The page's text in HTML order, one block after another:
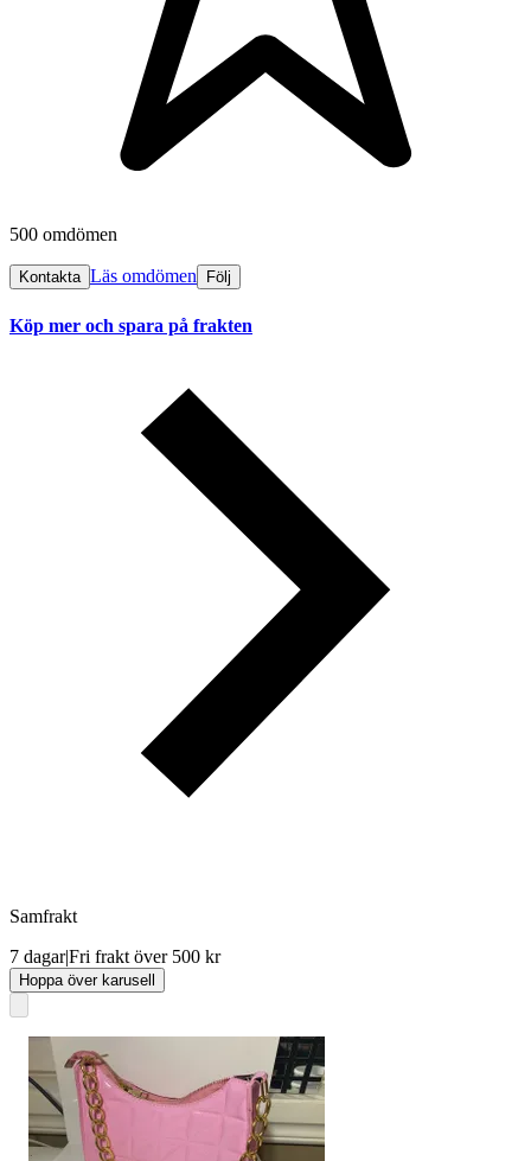
500 omdömen
Kontakta Läs omdömen Följ
Köp mer och spara på frakten
Samfrakt
7 dagar|Fri frakt över 500 kr
Hoppa över karusell